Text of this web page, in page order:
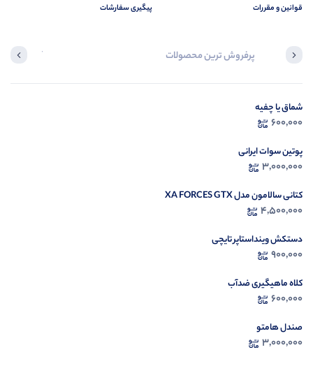
قوانین و مقررات
پیگیری سفارشات
پرفروش ترین محصولات آخرین
شماق یا چفیه
600,000
پوتین سوات ایرانی
3,000,000
کتانی سالامون مدل XA FORCES GTX
4,500,000
دستکش وینداستاپر تایچی
900,000
کلاه ماهیگیری ضدآب
600,000
صندل هامتو
3,000,000